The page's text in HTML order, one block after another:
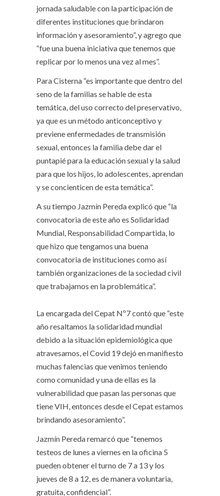
jornada saludable con la participación de
diferentes instituciones que brindaron
información y asesoramiento”, y agrego que
“fue una buena iniciativa que tenemos que
replicar por lo menos una vez al mes”.
Para Cisterna “es importante que dentro del
seno de la familias se hable de esta
temática, del uso correcto del preservativo,
ya que es un método anticonceptivo y
previene enfermedades de transmisión
sexual, entonces la familia debe dar el
puntapié para la educación sexual y la salud
para que los hijos, lo adolescentes, aprendan
y se concienticen de esta temática”.
A su tiempo Jazmín Pereda explicó que “la
convocatoria de este año es Solidaridad
Mundial, Responsabilidad Compartida, lo
que hizo que tengamos una buena
convocatoria de instituciones como así
también organizaciones de la sociedad civil
que trabajamos en la problemática”.
La encargada del Cepat Nº7 contó que “este
año resaltamos la solidaridad mundial
debido a la situación epidemiológica que
atravesamos, el Covid 19 dejó en manifiesto
muchas falencias que venimos teniendo
como comunidad y una de ellas es la
vulnerabilidad que pasan las personas que
tiene VIH, entonces desde el Cepat estamos
brindando asesoramiento”.
Jazmín Pereda remarcó que “tenemos
testeos de lunes a viernes en la oficina 5
pueden obtener el turno de 7 a 13 y los
jueves de 8 a 12, es de manera voluntaria,
gratuita, confidencial”.